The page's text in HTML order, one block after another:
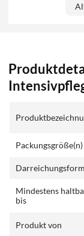
Packungsgröße(n)
Darreichungsform
Mindestens
bis
Produkt von